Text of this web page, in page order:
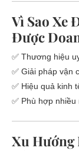
Vì Sao Xe
Được
✅ Thương hiệu
✅ Giải pháp vận
✅ Hiệu quả kinh
✅ Phù hợp
Xu Hướng